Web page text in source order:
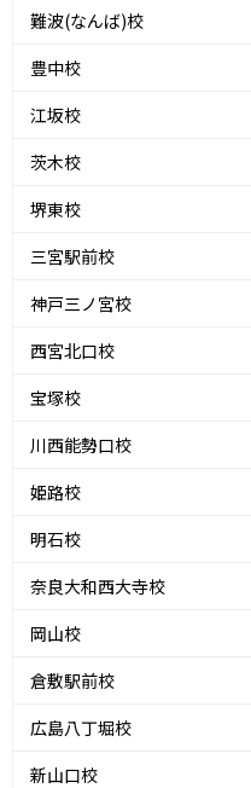
難波(なんば)校
豊中校
江坂校
茨木校
堺東校
三宮駅前校
神戸三ノ宮校
西宮北口校
宝塚校
川西能勢口校
姫路校
明石校
奈良大和西大寺校
岡山校
倉敷駅前校
広島八丁堀校
新山口校